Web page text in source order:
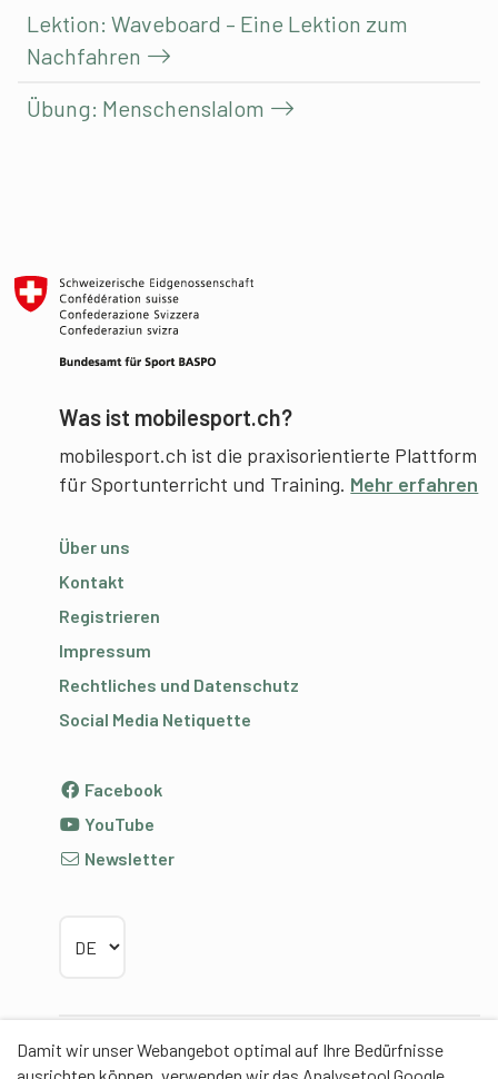
Damit wir unser Webangebot optimal auf Ihre Bedürfnisse
Lektion: Waveboard – Eine Lektion zum
Nachfahren
Übung: Menschenslalom
Was ist mobilesport.ch?
mobilesport.ch ist die praxisorientierte Plattform
für Sportunterricht und Training. Mehr erfahren
Über uns
Kontakt
Registrieren
Impressum
Rechtliches und Datenschutz
Social Media Netiquette
Facebook
YouTube
Newsletter
Partner